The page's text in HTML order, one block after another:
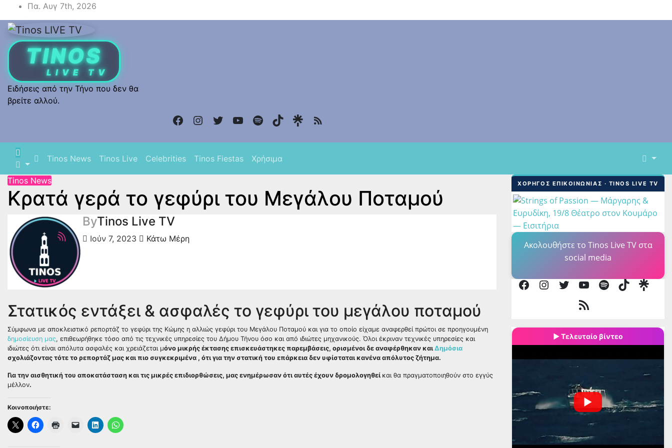
to
content
Πα. Αυγ 7th, 2026
Ειδήσεις από την Τήνο που δεν θα
βρείτε αλλού.
Facebook
Instagram
TwitterYouTube
SpotifyTikTok
Tinos News Tinos Live Celebrities Tinos Fiestas Χρήσιμα
Tinos News
Κρατά γερά το γεφύρι του Μεγάλου Ποταμού
ByTinos Live TV
Ιούν 7, 2023 Κάτω Μέρη
Στατικός εντάξει & ασφαλές το γεφύρι του μεγάλου ποταμού
Σύμφωνα με αποκλειστικό ρεπορτάζ το γεφύρι της Κώμης η αλλιώς γεφύρι του Μεγάλου Ποταμού και για το οποίο είχαμε αναφερθεί πρώτοι σε προηγουμένη
δημοσίευση μας, επιθεωρήθηκε τόσο από τις τεχνικές υπηρεσίες του Δήμου Τήνου όσο και από ιδιώτες μηχανικούς. Όλοι έκριναν τεχνικές υπηρεσίες και
ιδιώτες ότι είναι απόλυτα ασφαλές και χρειάζεται μόνο μικρής έκτασης επισκευάστηκες παρεμβάσεις, ορισμένοι δε αναφέρθηκαν και Δημόσια
σχολιάζοντας τότε το ρεπορτάζ μας και πιο συγκεκριμένα , ότι για την στατική του επάρκεια δεν υφίσταται κανένα απόλυτος ζήτημα.
Για την αισθητική του αποκατάσταση και τις μικρές επιδιορθώσεις, μας ενημέρωσαν ότι αυτές έχουν δρομολογηθεί και θα πραγματοποιηθούν στο εγγύς
μέλλον.
Κοινοποιήστε:
ΧΟΡΗΓΟΣ ΕΠΙΚΟΙΝΩΝΙΑΣ · TINOS LIVE TV
Ακολουθήστε τo Tinos Live TV στα
social media
FacebookInstagramTwitterYouTubeSpotifyTikTok
Τροφοδοσία
▶ Τελευταίο βίντεο